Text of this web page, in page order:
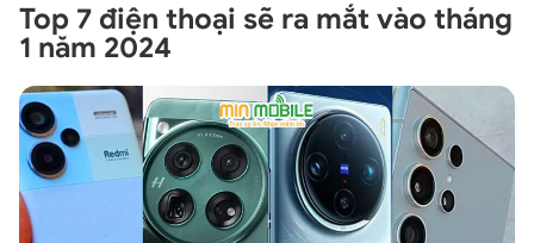
Top 7 điện thoại sẽ ra mắt vào tháng
1 năm 2024